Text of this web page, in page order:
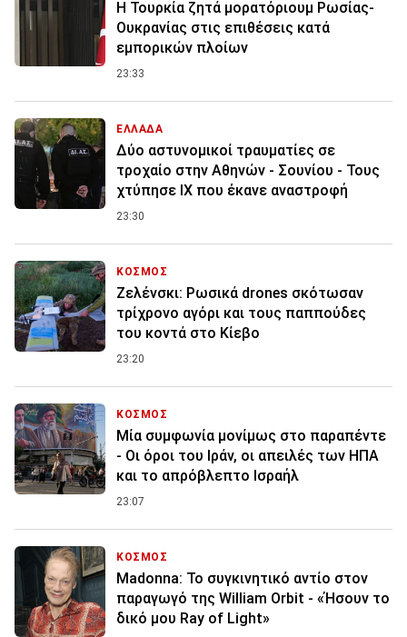
Η Τουρκία ζητά μορατόριουμ Ρωσίας-
Ουκρανίας στις επιθέσεις κατά
εμπορικών πλοίων
23:33
ΕΛΛΑΔΑ
Δύο αστυνομικοί τραυματίες σε
τροχαίο στην Αθηνών - Σουνίου - Τους
χτύπησε ΙΧ που έκανε αναστροφή
23:30
ΚΟΣΜΟΣ
Ζελένσκι: Ρωσικά drones σκότωσαν
τρίχρονο αγόρι και τους παππούδες
του κοντά στο Κίεβο
23:20
ΚΟΣΜΟΣ
Μία συμφωνία μονίμως στο παραπέντε
- Οι όροι του Ιράν, οι απειλές των ΗΠΑ
και το απρόβλεπτο Ισραήλ
23:07
ΚΟΣΜΟΣ
Madonna: Το συγκινητικό αντίο στον
παραγωγό της William Orbit - «Ήσουν το
δικό μου Ray of Light»